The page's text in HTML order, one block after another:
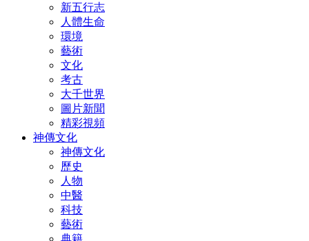
新五行志
人體生命
環境
藝術
文化
考古
大千世界
圖片新聞
精彩視頻
神傳文化
神傳文化
歷史
人物
中醫
科技
藝術
典籍